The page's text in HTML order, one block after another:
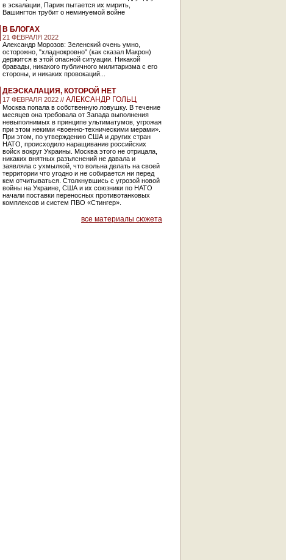
в эскалации, Париж пытается их мирить,
Вашингтон трубит о неминуемой войне
В БЛОГАХ
21 ФЕВРАЛЯ 2022
Александр Морозов: Зеленский очень умно,
осторожно, "хладнокровно" (как сказал Макрон)
держится в этой опасной ситуации. Никакой
бравады, никакого публичного милитаризма с его
стороны, и никаких провокаций...
ДЕЭСКАЛАЦИЯ, КОТОРОЙ НЕТ
17 ФЕВРАЛЯ 2022 // АЛЕКСАНДР ГОЛЬЦ
Москва попала в собственную ловушку. В течение
месяцев она требовала от Запада выполнения
невыполнимых в принципе ультиматумов, угрожая
при этом некими «военно-техническими мерами».
При этом, по утверждению США и других стран
НАТО, происходило наращивание российских
войск вокруг Украины. Москва этого не отрицала,
никаких внятных разъяснений не давала и
заявляла с ухмылкой, что вольна делать на своей
территории что угодно и не собирается ни перед
кем отчитываться. Столкнувшись с угрозой новой
войны на Украине, США и их союзники по НАТО
начали поставки переносных противотанковых
комплексов и систем ПВО «Стингер».
все материалы сюжета